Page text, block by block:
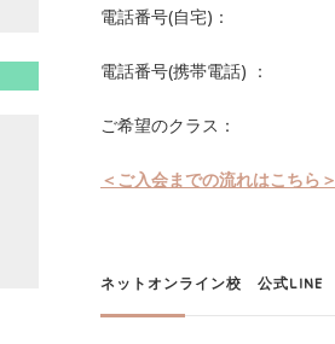
電話番号(自宅)：
電話番号(携帯電話) ：
ご希望のクラス：
＜ご入会までの流れはこちら＞
ネットオンライン校 公式LINE